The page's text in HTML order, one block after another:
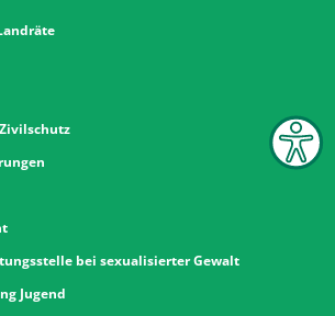
bei sexualisierter Gewalt
Jugend